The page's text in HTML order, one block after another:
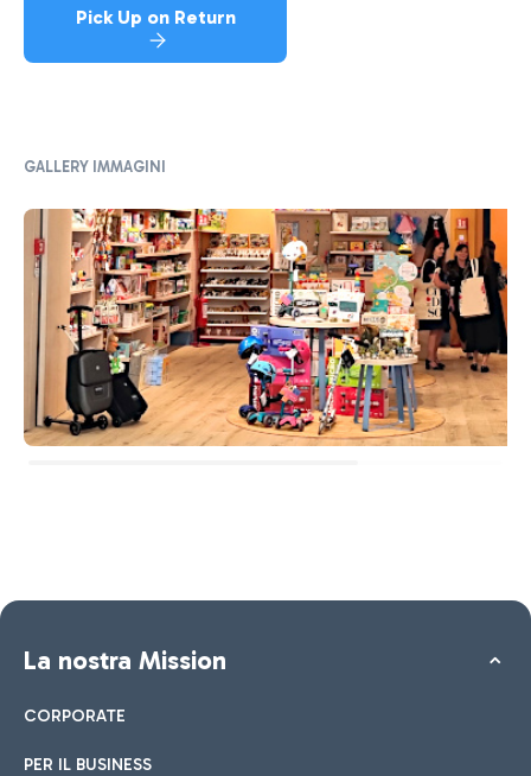
Pick Up on Return
GALLERY IMMAGINI
La nostra Mission
CORPORATE
PER IL BUSINESS